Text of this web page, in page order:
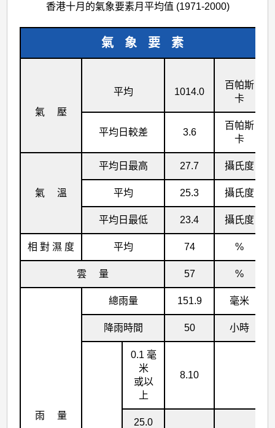
香港十月的氣象要素月平均值 (1971-2000)
氣 象 要 素
氣 壓
平均 1014.0
百帕斯
卡
平均日較差 3.6
百帕斯
卡
氣 溫
平均日最高 27.7 攝氏度
平均 25.3 攝氏度
平均日最低 23.4 攝氏度
相 對 濕 度 平均 74 %
雲 量 57 %
雨 量
總雨量 151.9 毫米
降雨時間 50 小時
0.1 毫
米
或以
上
8.10
25.0